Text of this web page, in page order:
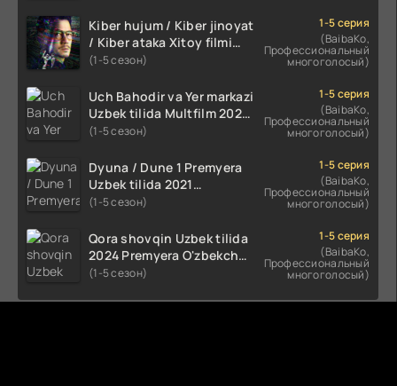
Kiber hujum / Kiber jinoyat
/ Kiber ataka Xitoy filmi
Uzbek tilida O'zbekcha
HD skachat
(1-5 сезон)
1-5 серия
(BaibaKo,
Профессиональный
многоголосый)
Uch Bahodir va Yer markazi
Uzbek tilida Multfilm 2025
tarjima HD skachat
(1-5 сезон)
1-5 серия
(BaibaKo,
Профессиональный
многоголосый)
Dyuna / Dune 1 Premyera
Uzbek tilida 2021
O'zbekcha tarjima kino HD
(1-5 сезон)
1-5 серия
(BaibaKo,
Профессиональный
многоголосый)
Qora shovqin Uzbek tilida
2024 Premyera O'zbekcha
tarjima kino HD skachat
(1-5 сезон)
1-5 серия
(BaibaKo,
Профессиональный
многоголосый)